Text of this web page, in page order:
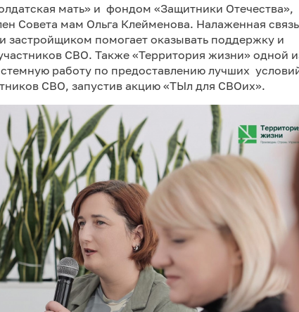
мать» и фондом «Защитники Отечества»,
Совета мам Ольга Клейменова. Налаженная связь
застройщиком помогает оказывать поддержку и
СВО. Также «Территория жизни» одной
работу по предоставлению лучших
СВО, запустив акцию «ТЫл для СВОих».